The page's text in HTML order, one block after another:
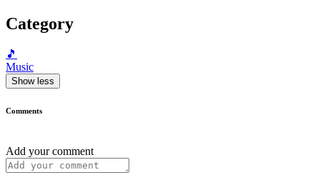
Category
🎵
Music
Show less
Comments
Add your comment